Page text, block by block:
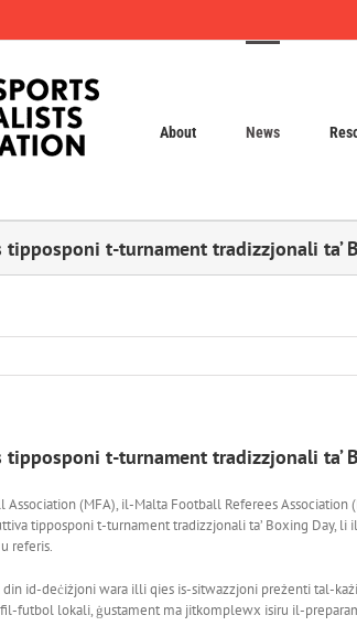
About News
t-turnament tradizzjonali ta’
t-turnament tradizzjonali ta’
(MFA), il-Malta Football Referees
tipposponi t-turnament tradizzjonali ta’ Boxing
referis.
id-deċiżjoni wara illi qies is-sitwazzjoni preżenti tal-
futbol lokali, ġustament ma jitkomplewx isiru il-